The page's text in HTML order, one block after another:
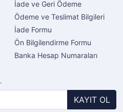
İade ve Geri Ödeme
Ödeme ve Teslimat Bilgileri
İade Formu
Ön Bilgilendirme Formu
Banka Hesap Numaraları
KAYIT OL